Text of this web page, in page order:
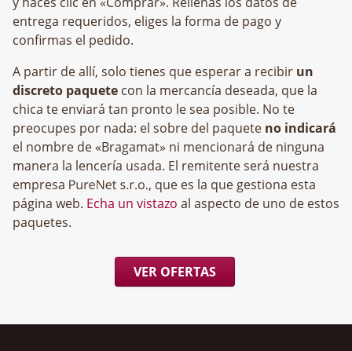
entrega requeridos, eliges la forma de pago y
confirmas el pedido.
A partir de allí, solo tienes que esperar a recibir un
discreto paquete con la mercancía deseada, que la
chica te enviará tan pronto le sea posible. No te
preocupes por nada: el sobre del paquete no indicará
el nombre de «Bragamat» ni mencionará de ninguna
manera la lencería usada. El remitente será nuestra
empresa
, que es la que gestiona esta
página web. Echa un vistazo al aspecto de uno de estos
paquetes.
VER OFERTAS